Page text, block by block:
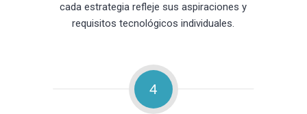
cada estrategia refleje sus aspiraciones y
requisitos tecnológicos individuales.
4